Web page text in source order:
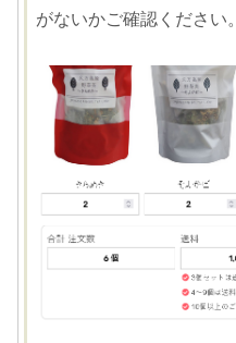
がないかご確認ください。